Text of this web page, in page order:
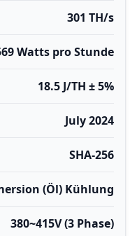
301 TH/s
Watts pro Stunde
18.5 J/TH ± 5%
July 2024
SHA-256
(Öl) Kühlung
380~415V (3 Phase)